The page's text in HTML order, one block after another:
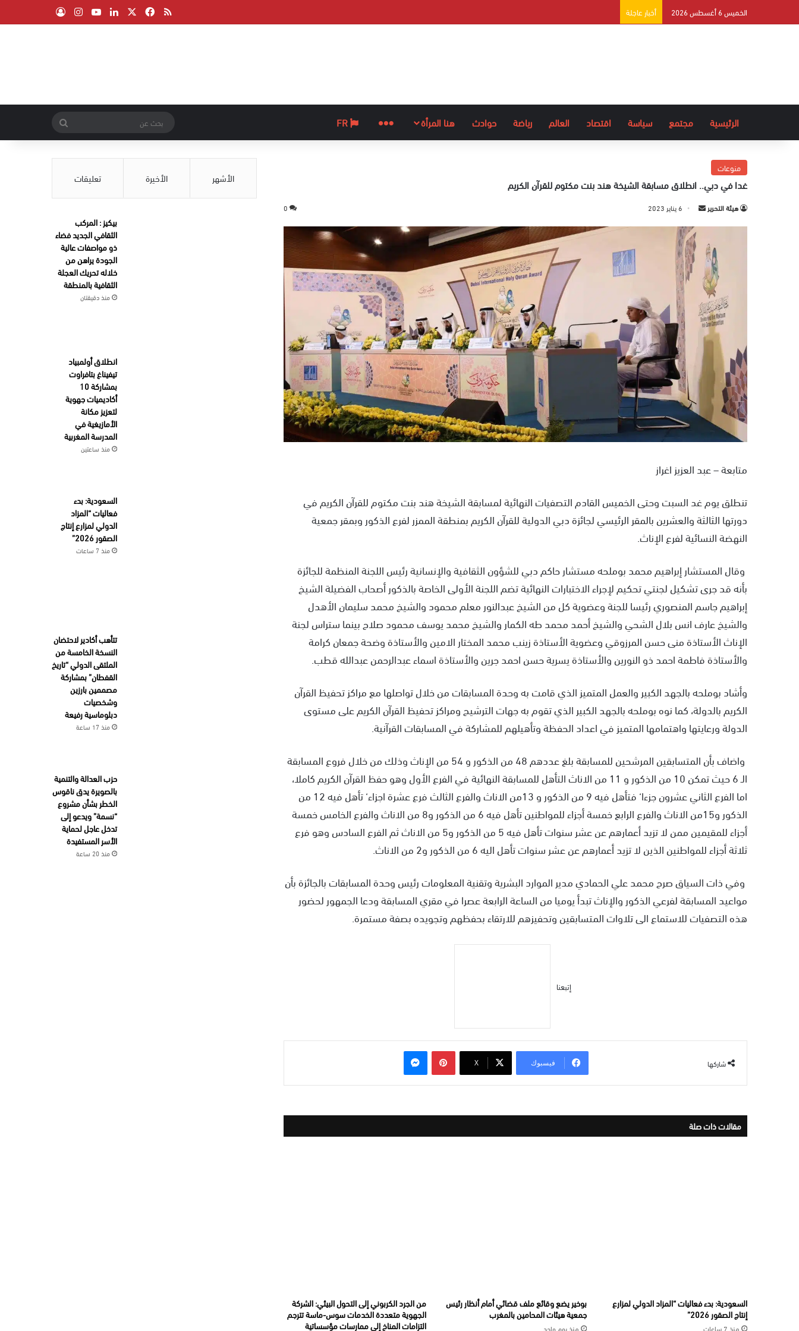
الخميس 6 أغسطس 2026 أخبار عاجلة ملخص الموقع RSS
فيسبوك لينكدإن ‫YouTube
انستقرام
الرئيسية مجتمع سياسة اقتصاد العالم رياضة حوادث هنا المرأة المزيد
عن
منوعات
غدا في دبي.. انطلاق مسابقة الشيخة هند بنت مكتوم للقرآن الكريم
هيئة التحرير
س
ل
ت
و
6 يناير 2023 0
متابعة – عبد العزيز اغراز
تنطلق يوم غد السبت وحتى الخميس القادم التصفيات النهائية لمسابقة الشيخة هند بنت مكتوم للقرآن الكريم في
دورتها الثالثة والعشرين بالمقر الرئيسي لجائزة دبي الدولية للقرآن الكريم بمنطقة الممزر لفرع الذكور وبمقر جمعية
النهضة النسائية لفرع الإناث.
وقال المستشار إبراهيم محمد بوملحه مستشار حاكم دبي للشؤون الثقافية والإنسانية رئيس اللجنة المنظمة للجائزة
بأنه قد جرى تشكيل لجنتي تحكيم لإجراء الاختبارات النهائية تضم اللجنة الأولى الخاصة بالذكور أصحاب الفضيلة الشيخ
إبراهيم جاسم المنصوري رئيسا للجنة وعضوية كل من الشيخ عبدالنور معلم محمود والشيخ محمد سليمان الأهدل
والشيخ عارف انس بلال الشحي والشيخ أحمد محمد طه الكمار والشيخ محمد يوسف محمود صلاح بينما ستراس لجنة
الإناث الأستاذة منى حسن المرزوقي وعضوية الأستاذة زينب محمد المختار الامين والأستاذة وضحة جمعان كرامة
والأستاذة فاطمة احمد ذو النورين والأستاذة يسرية حسن احمد جرين والأستاذة اسماء عبدالرحمن عبدالله قطب.
وأشاد بوملحه بالجهد الكبير والعمل المتميز الذي قامت به وحدة المسابقات من خلال تواصلها مع مراكز تحفيظ القرآن
الكريم بالدولة، كما نوه بوملحه بالجهد الكبير الذي تقوم به جهات الترشيح ومراكز تحفيظ القرآن الكريم على مستوى
الدولة ورعايتها واهتمامها المتميز في اعداد الحفظة وتأهيلهم للمشاركة في المسابقات القرآنية.
واضاف بأن المتسابقين المرشحين للمسابقة بلغ عددهم 48 من الذكور و 54 من الإناث وذلك من خلال فروع المسابقة
الـ 6 حيث تمكن 10 من الذكور و 11 من الاناث التأهل للمسابقة النهائية في الفرع الأول وهو حفظ القرآن الكريم كاملا،
اما الفرع الثاني عشرون جزءا‘ فتأهل فيه 9 من الذكور و 13من الاناث والفرع الثالث فرع عشرة اجزاء‘ تأهل فيه 12 من
الذكور و15من الاناث والفرع الرابع خمسة أجزاء للمواطنين تأهل فيه 6 من الذكور و8 من الاناث والفرع الخامس خمسة
أجزاء للمقيمين ممن لا تزيد أعمارهم عن عشر سنوات تأهل فيه 5 من الذكور و5 من الاناث ثم الفرع السادس وهو فرع
ثلاثة أجزاء للمواطنين الذين لا تزيد أعمارهم عن عشر سنوات تأهل اليه 6 من الذكور و2 من الاناث.
وفي ذات السياق صرح محمد علي الحمادي مدير الموارد البشرية وتقنية المعلومات رئيس وحدة المسابقات بالجائزة بأن
مواعيد المسابقة لفرعي الذكور والإناث تبدأ يوميا من الساعة الرابعة عصرا في مقري المسابقة ودعا الجمهور لحضور
هذه التصفيات للاستماع الى تلاوات المتسابقين وتحفيزهم للارتقاء بحفظهم وتجويده بصفة مستمرة.
إتبعنا
شاركها فيسبوك ‫X
بينتيريست
مقالات ذات صلة
السعودية: بدء فعاليات “المزاد الدولي لمزارع
إنتاج الصقور 2026”
منذ 7 ساعات
بوخير يضع وقائع ملف قضائي أمام أنظار رئيس
جمعية هيئات المحامين بالمغرب
منذ يوم واحد
من الجرد الكربوني إلى التحول البيئي: الشركة
الجهوية متعددة الخدمات سوس-ماسة تترجم
التزامات المناخ إلى ممارسات مؤسساتية
الأشهر الأخيرة تعليقات
بيكيز : المركب
الثقافي الجديد فضاء
ذو مواصفات عالية
الجودة يراهن من
خلاله تحريك العجلة
الثقافية بالمنطقة
منذ دقيقتان
انطلاق أولمبياد
تيفيناغ بتافراوت
بمشاركة 10
أكاديميات جهوية
لتعزيز مكانة
الأمازيغية في
المدرسة المغربية
منذ ساعتين
السعودية: بدء
فعاليات “المزاد
الدولي لمزارع إنتاج
الصقور 2026”
منذ 7 ساعات
تتأهب أكادير لاحتضان
النسخة الخامسة من
الملتقى الدولي “تاريخ
القفطان” بمشاركة
مصممين بارزين
وشخصيات
دبلوماسية رفيعة
منذ 17 ساعة
حزب العدالة والتنمية
بالصويرة يدق ناقوس
الخطر بشأن مشروع
“نسمة” ويدعو إلى
تدخل عاجل لحماية
الأسر المستفيدة
منذ 20 ساعة